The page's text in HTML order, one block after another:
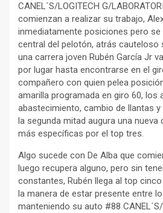
CANEL´S/LOGITECH G/
comienzan a realizar su trabajo,
inmediatamente posiciones pero se
central del pelotón, atrás cauteloso
una carrera joven Rubén García Jr
por lugar hasta encontrarse en el
compañero con quien pelea
amarilla programada en giro 60, los
abastecimiento, cambio de llantas
la segunda mitad augura una nueva
más específicas por el top tres.
Algo sucede con De Alba que
luego recupera alguno, pero sin
constantes, Rubén llega al top
la manera de estar presente entre
manteniendo su auto #88 CANEL´S/